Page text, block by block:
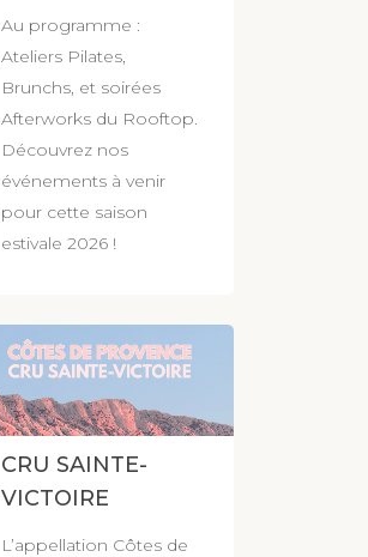
Au programme :
Ateliers Pilates,
Brunchs, et soirées
Afterworks du Rooftop.
Découvrez nos
événements à venir
pour cette saison
estivale 2026 !
CRU SAINTE-
VICTOIRE
L’appellation Côtes de